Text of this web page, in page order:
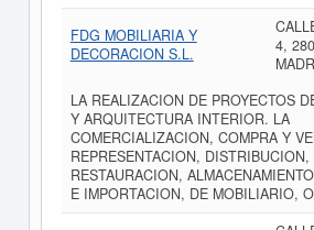
FDG MOBILIARIA Y
DECORACION S.L.
4,
LA REALIZACION DE PROYECTOS
Y ARQUITECTURA INTERIOR. LA
COMERCIALIZACION, COMPRA Y
REPRESENTACION, DISTRIBUCION,
RESTAURACION,
E IMPORTACION, DE MOBILIARIO,